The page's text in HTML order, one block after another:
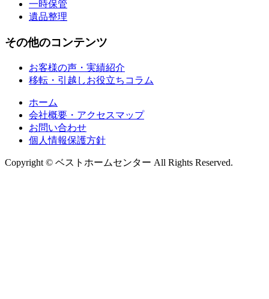
一時保管
遺品整理
その他のコンテンツ
お客様の声・実績紹介
移転・引越しお役立ちコラム
ホーム
会社概要・アクセスマップ
お問い合わせ
個人情報保護方針
Copyright © ベストホームセンター All Rights Reserved.